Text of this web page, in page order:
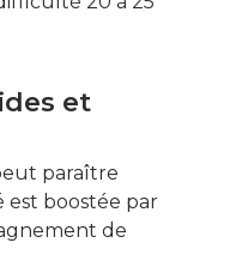
et
paraître
est boostée par
de